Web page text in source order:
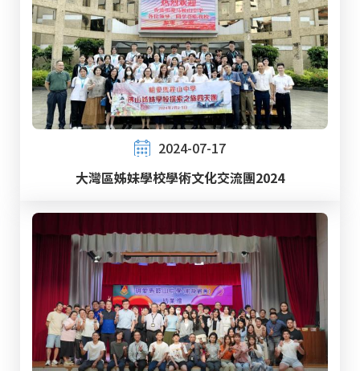
2024-07-17
大灣區姊妹學校學術文化交流團2024